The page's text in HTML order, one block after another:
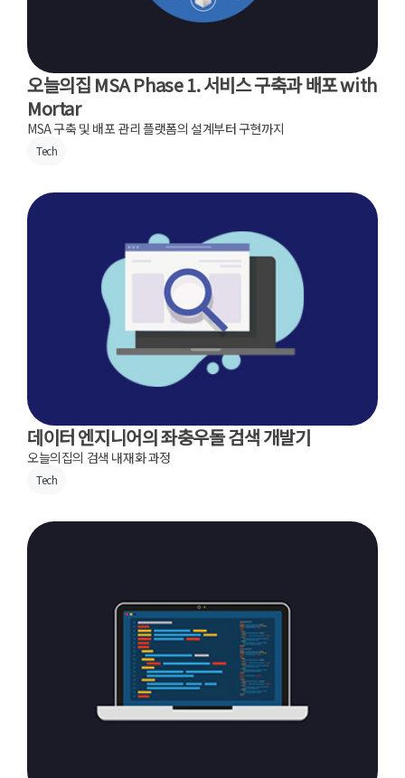
오늘의집 MSA Phase 1. 서비스 구축과 배포 with
Mortar
MSA 구축 및 배포 관리 플랫폼의 설계부터 구현까지
Tech
데이터 엔지니어의 좌충우돌 검색 개발기
오늘의집의 검색 내재화 과정
Tech